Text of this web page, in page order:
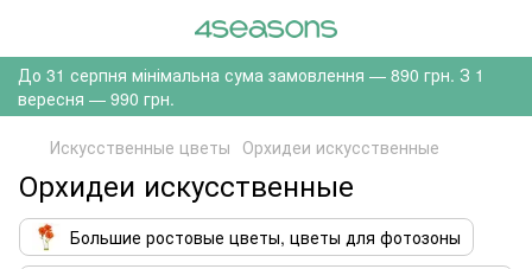
До 31 серпня мінімальна сума замовлення — 890 грн. З 1
вересня — 990 грн.
Искусственные цветы Орхидеи искусственные
Орхидеи искусственные
Большие ростовые цветы, цветы для фотозоны